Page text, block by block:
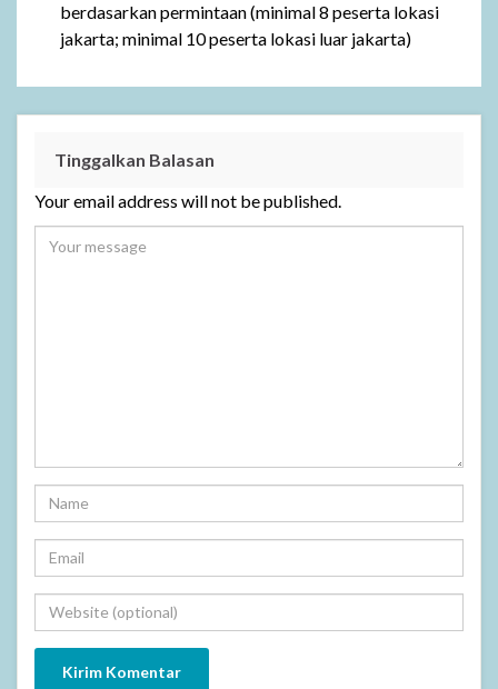
berdasarkan permintaan (minimal 8 peserta lokasi
jakarta; minimal 10 peserta lokasi luar jakarta)
Tinggalkan Balasan
Your email address will not be published.